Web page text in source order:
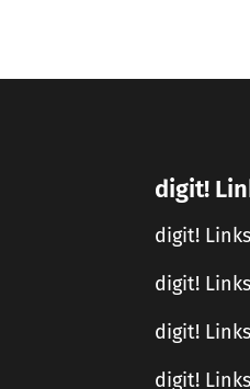
digit!
digit!
digit!
digit!
digit!